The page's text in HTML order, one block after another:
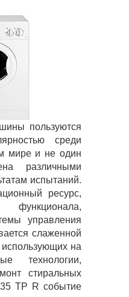
пользуются
среди
мире и не один
различными
испытаний.
ресурс,
управления
слаженной
на
технологии,
стиральных
TP R событие